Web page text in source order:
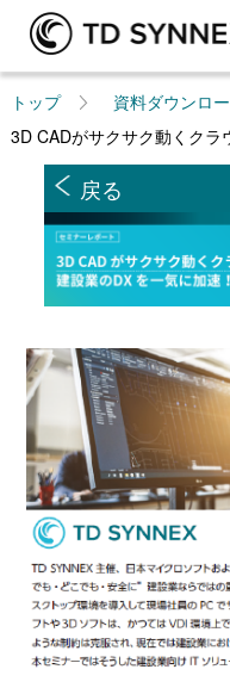
トップ
資料ダウンロ
3D CADがサクサク動くクラ
戻る